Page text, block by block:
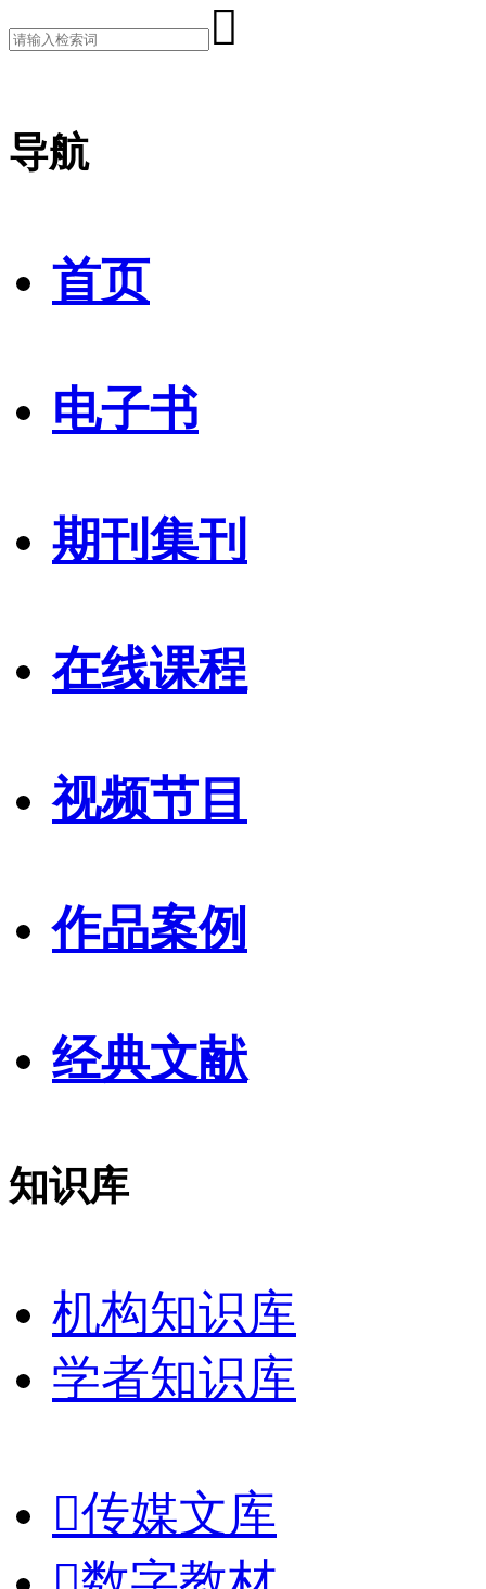

导航
首页
电子书
期刊集刊
在线课程
视频节目
作品案例
经典文献
知识库
机构知识库
学者知识库
传媒文库